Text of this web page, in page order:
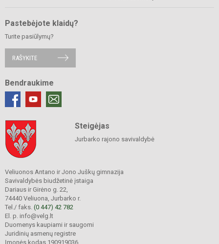
Pastebėjote klaidų?
Turite pasiūlymų?
RAŠYKITE
Bendraukime
Steigėjas
Jurbarko rajono savivaldybė
Veliuonos Antano ir Jono Juškų gimnazija
Savivaldybės biudžetinė įstaiga
Dariaus ir Girėno g. 22,
74440 Veliuona, Jurbarko r.
Tel./ faks. (0 447) 42 782
El. p. info@velg.lt
Duomenys kaupiami ir saugomi
Juridinių asmenų registre
Įmonės kodas 190919036